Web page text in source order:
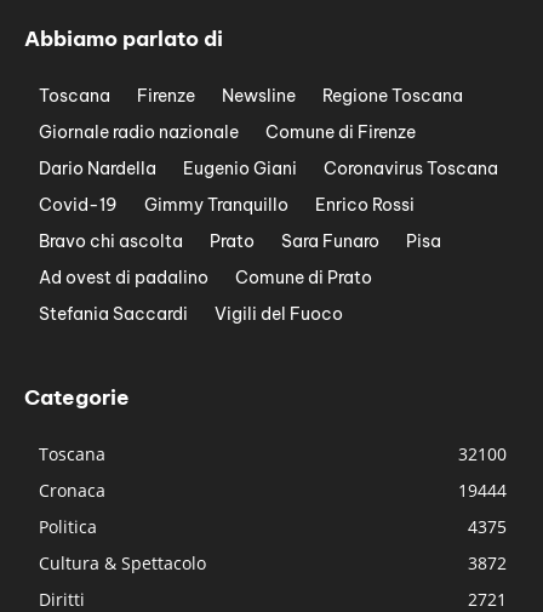
Abbiamo parlato di
Toscana Firenze Newsline
Regione Toscana
Giornale radio nazionale
Comune di Firenze
Dario Nardella
Eugenio Giani
Coronavirus Toscana
Covid-19
Gimmy Tranquillo
Enrico Rossi
Bravo chi ascolta
Prato Sara Funaro
Pisa
Ad ovest di padalino
Comune di Prato
Stefania Saccardi
Vigili del Fuoco
Categorie
Toscana
32100
Cronaca
19444
Politica
4375
Cultura & Spettacolo
3872
Diritti
2721